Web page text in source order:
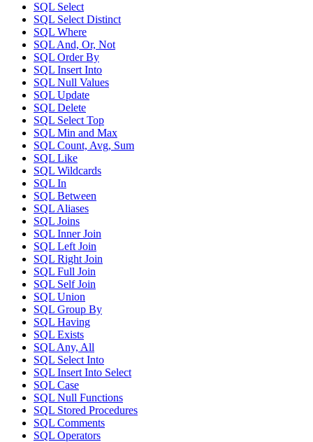
SQL Select
SQL Select Distinct
SQL Where
SQL And, Or, Not
SQL Order By
SQL Insert Into
SQL Null Values
SQL Update
SQL Delete
SQL Select Top
SQL Min and Max
SQL Count, Avg, Sum
SQL Like
SQL Wildcards
SQL In
SQL Between
SQL Aliases
SQL Joins
SQL Inner Join
SQL Left Join
SQL Right Join
SQL Full Join
SQL Self Join
SQL Union
SQL Group By
SQL Having
SQL Exists
SQL Any, All
SQL Select Into
SQL Insert Into Select
SQL Case
SQL Null Functions
SQL Stored Procedures
SQL Comments
SQL Operators